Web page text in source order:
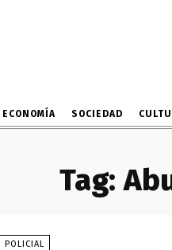
ECONOMÍA SOCIEDAD
Tag:
POLICIAL